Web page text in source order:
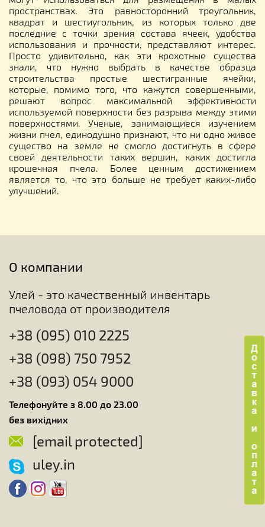
пространствах. Это равносторонний треугольник,
квадрат и шестиугольник, из которых только две
последние с точки зрения состава ячеек, удобства
использования и прочности, представляют интерес.
Просто удивительно, как эти крохотные существа
знали, что нужно выбрать в качестве образца
строительства простые шестигранные ячейки,
которые, помимо того, что кажутся совершенными,
решают вопрос максимальной эффективности
используемой поверхности без разрыва между этими
поверхностями. Ученые, занимающиеся изучением
жизни пчел, единодушно признают, что ни одно живое
существо на земле не смогло достигнуть в сфере
своей деятельности таких вершин, каких достигла
крошечная пчела. Более ценным достижением
является то, что это больше не требует каких-либо
улучшений.
О компании
Улей - это качественный инвентарь
пчеловода от производителя
+38 (095) 010 2225
+38 (098) 750 7952
+38 (093) 054 9000
Телефонуйте з 8.00 до 23.00
без вихідних
[email protected]
uley.in